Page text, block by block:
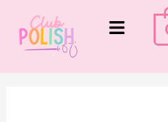
contenido
Menú